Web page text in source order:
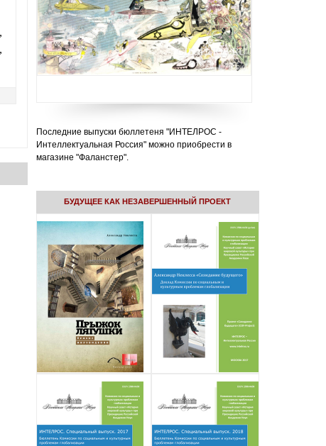
Последние выпуски бюллетеня "ИНТЕЛРОС -
Интеллектуальная Россия" можно приобрести в
магазине "Фаланстер".
БУДУЩЕЕ КАК НЕЗАВЕРШЕННЫЙ ПРОЕКТ